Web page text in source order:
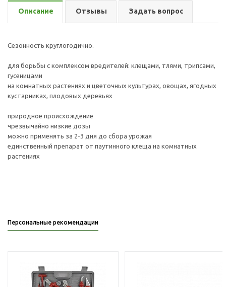
Описание Отзывы Задать вопрос
Сезонность круглогодично.
для борьбы с комплексом вредителей: клещами, тлями, трипсами,
гусеницами
на комнатных растениях и цветочных культурах, овощах, ягодных
кустарниках, плодовых деревьях
природное происхождение
чрезвычайно низкие дозы
можно применять за 2-3 дня до сбора урожая
единственный препарат от паутинного клеща на комнатных
растениях
Персональные рекомендации